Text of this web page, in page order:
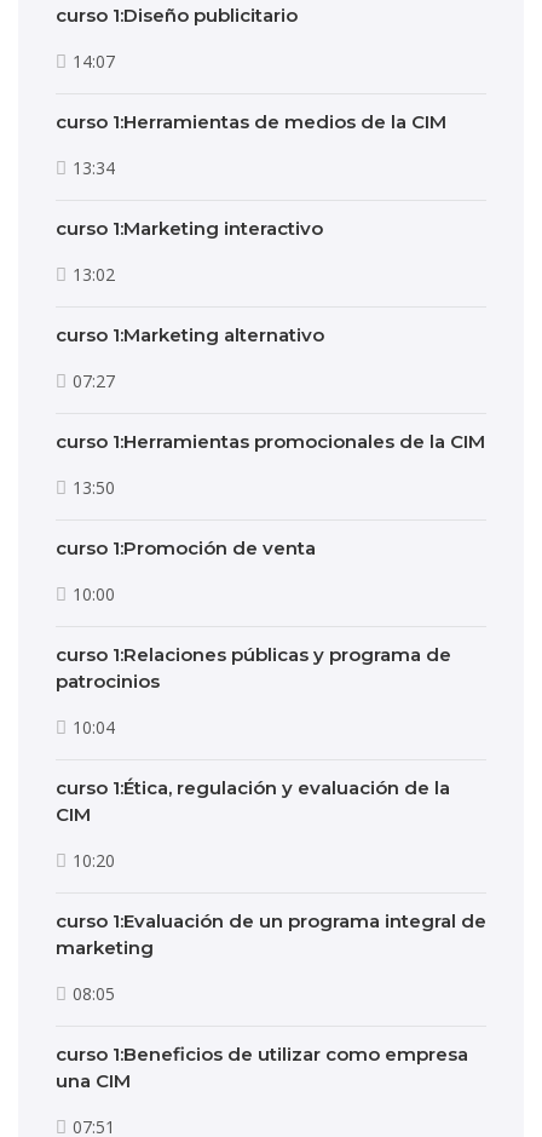
curso 1:Diseño publicitario
14:07
curso 1:Herramientas de medios de la CIM
13:34
curso 1:Marketing interactivo
13:02
curso 1:Marketing alternativo
07:27
curso 1:Herramientas promocionales de la CIM
13:50
curso 1:Promoción de venta
10:00
curso 1:Relaciones públicas y programa de
patrocinios
10:04
curso 1:Ética, regulación y evaluación de la
CIM
10:20
curso 1:Evaluación de un programa integral de
marketing
08:05
curso 1:Beneficios de utilizar como empresa
una CIM
07:51